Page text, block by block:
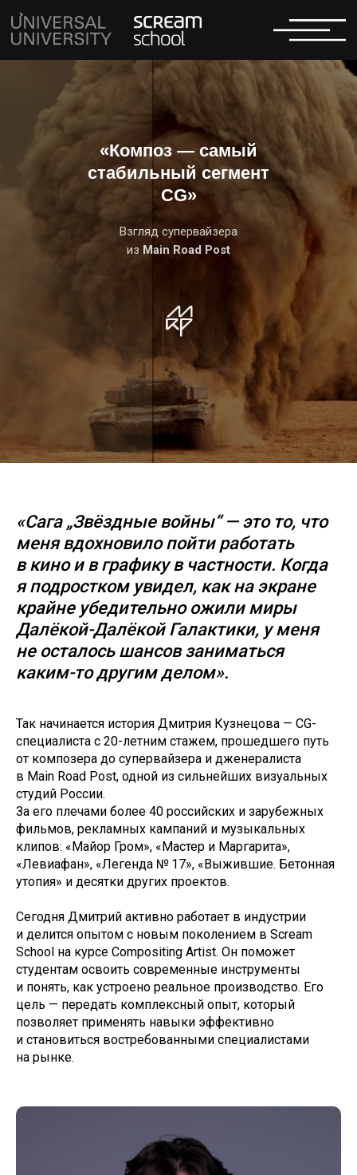
«Композ — самый
стабильный сегмент
CG»
Взгляд супервайзера
из Main Road Post
«Сага „Звёздные войны“ — это то, что
меня вдохновило пойти работать
в кино и в графику в частности. Когда
я подростком увидел, как на экране
крайне убедительно ожили миры
Далёкой-Далёкой Галактики, у меня
не осталось шансов заниматься
каким-то другим делом».
Так начинается история Дмитрия Кузнецова — CG-
специалиста с 20-летним стажем, прошедшего путь
от композера до супервайзера и дженералиста
в Main Road Post, одной из сильнейших визуальных
студий России.
За его плечами более 40 российских и зарубежных
фильмов, рекламных кампаний и музыкальных
клипов: «Майор Гром», «Мастер и Маргарита»,
«Левиафан», «Легенда № 17», «Выжившие. Бетонная
утопия» и десятки других проектов.
Сегодня Дмитрий активно работает в индустрии
и делится опытом с новым поколением в Scream
School на курсе Compositing Artist. Он поможет
студентам освоить современные инструменты
и понять, как устроено реальное производство. Его
цель — передать комплексный опыт, который
позволяет применять навыки эффективно
и становиться востребованными специалистами
на рынке.